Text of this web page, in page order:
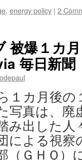
, energy policy | 2
被爆１カ
毎日新聞
１カ月後の
写真は、
み出した
による視察
（ＧＨＱ）